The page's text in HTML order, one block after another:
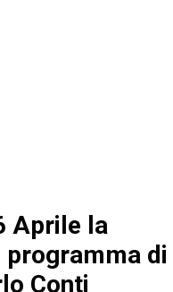
Aprile la
programma di
Conti